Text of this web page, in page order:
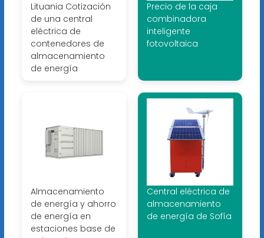
Lituania Cotización
de una central
eléctrica de
contenedores de
almacenamiento
de energía
Precio de la caja
combinadora
inteligente
fotovoltaica
Almacenamiento
de energía y ahorro
de energía en
estaciones base de
Central eléctrica de
almacenamiento
de energía de Sofía